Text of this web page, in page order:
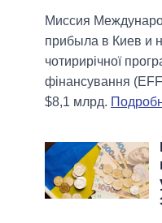
Миссия
прибыла в Киев и
чотирирічної
фінансування
$8,1 млрд.